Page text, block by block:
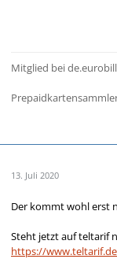
Mitglied bei
13. Juli 2020
Der kommt wohl erst
Steht jetzt auf teltarif
https://